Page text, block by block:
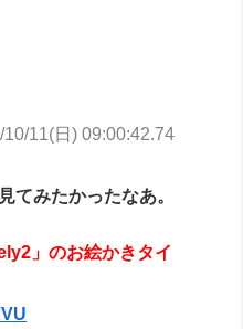
10/11(日) 09:00:42.74
てみたかったなあ。
」のお絵かきタイ